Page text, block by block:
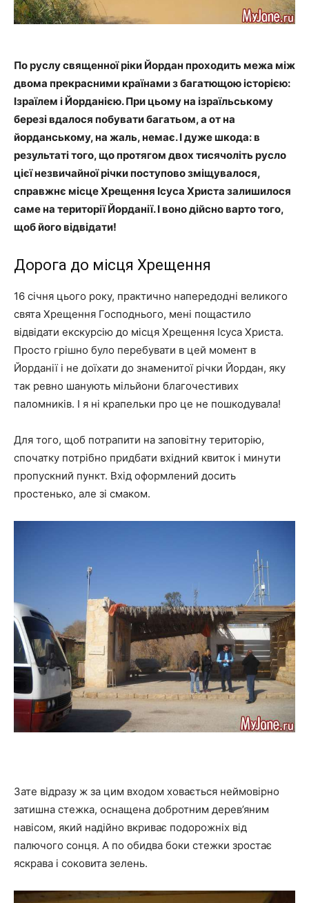
По руслу священної ріки Йордан проходить межа між
двома прекрасними країнами з багатющою історією:
Ізраїлем і Йорданією. При цьому на ізраїльському
березі вдалося побувати багатьом, а от на
йорданському, на жаль, немає. І дуже шкода: в
результаті того, що протягом двох тисячоліть русло
цієї незвичайної річки поступово зміщувалося,
справжнє місце Хрещення Ісуса Христа залишилося
саме на території Йорданії. І воно дійсно варто того,
щоб його відвідати!
Дорога до місця Хрещення
16 січня цього року, практично напередодні великого
свята Хрещення Господнього, мені пощастило
відвідати екскурсію до місця Хрещення Ісуса Христа.
Просто грішно було перебувати в цей момент в
Йорданії і не доїхати до знаменитої річки Йордан, яку
так ревно шанують мільйони благочестивих
паломників. І я ні крапельки про це не пошкодувала!
Для того, щоб потрапити на заповітну територію,
спочатку потрібно придбати вхідний квиток і минути
пропускний пункт. Вхід оформлений досить
простенько, але зі смаком.
Зате відразу ж за цим входом ховається неймовірно
затишна стежка, оснащена добротним дерев’яним
навісом, який надійно вкриває подорожніх від
палючого сонця. А по обидва боки стежки зростає
яскрава і соковита зелень.